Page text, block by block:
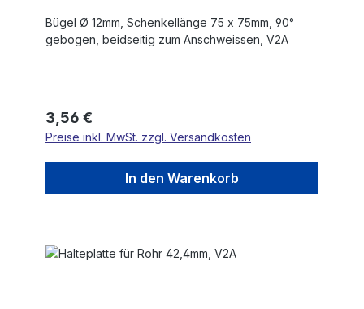
Bügel Ø 12mm, Schenkellänge 75 x 75mm, 90°
gebogen, beidseitig zum Anschweissen, V2A
Regulärer Preis:
3,56 €
Preise inkl. MwSt. zzgl. Versandkosten
In den Warenkorb